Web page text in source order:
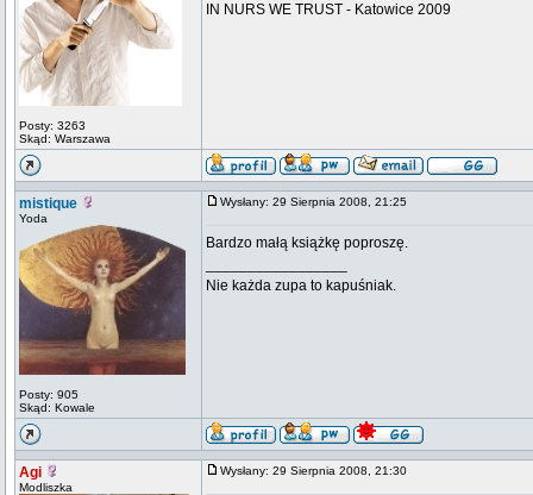
Posty: 3263
Skąd: Warszawa
IN NURS WE TRUST - Katowice 2009
mistique
Yoda
Posty: 905
Skąd: Kowale
Wysłany: 29 Sierpnia 2008, 21:25
Bardzo małą książkę poproszę.
Nie każda zupa to kapuśniak.
Agi
Modliszka
Wysłany: 29 Sierpnia 2008, 21:30